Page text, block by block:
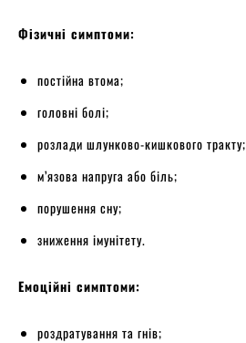
Фізичні симптоми:
постійна втома;
головні болі;
розлади шлунково-кишкового тракту;
м’язова напруга або біль;
порушення сну;
зниження імунітету.
Емоційні симптоми:
роздратування та гнів;